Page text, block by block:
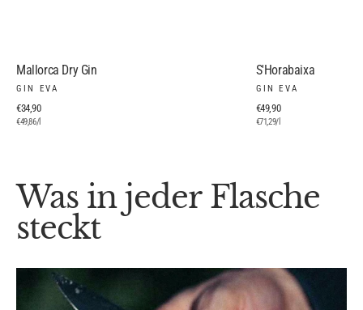
Mallorca Dry Gin
GIN EVA
€34,90
€49,86/l
S'Horabaixa
GIN EVA
€49,90
€71,29/l
Was in jeder Flasche
steckt